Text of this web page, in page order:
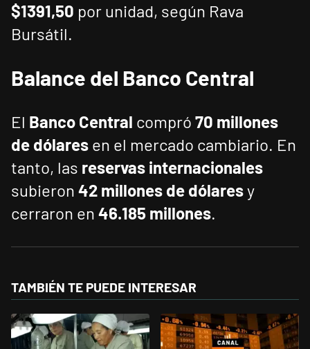
$1391,50 por unidad, según Rava
Bursátil.
Balance del Banco Central
El Banco Central compró 70 millones
de dólares en el mercado cambiario. En
tanto, las reservas internacionales
subieron 42 millones de dólaresy
cerraron en 46.185 millones.
TAMBIÉN TE PUEDE INTERESAR